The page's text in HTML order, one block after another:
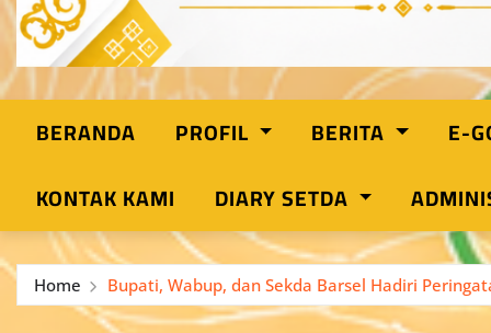
BERANDA PROFIL BERITA E-
KONTAK KAMI
DIARY SETDA
Home Bupati, Wabup, dan Sekda Barsel Hadiri